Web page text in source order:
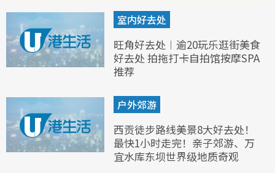
室内好去处
旺角好去处︱逾20玩乐逛街美食
好去处 拍拖打卡自拍馆按摩SPA
推荐
户外郊游
西贡徒步路线美景8大好去处！
最快1小时走完！亲子郊游、万
宜水库东坝世界级地质奇观